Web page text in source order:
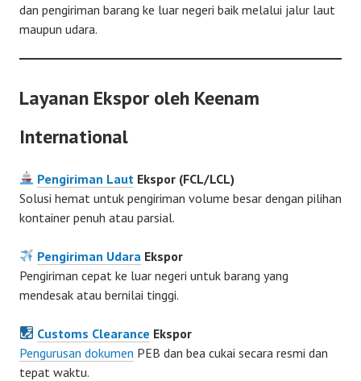
dan pengiriman barang ke luar negeri baik melalui jalur laut
maupun udara.
Layanan Ekspor oleh Keenam
International
Pengiriman Laut Ekspor (FCL/LCL)
Solusi hemat untuk pengiriman volume besar dengan pilihan
kontainer penuh atau parsial.
Pengiriman Udara Ekspor
Pengiriman cepat ke luar negeri untuk barang yang
mendesak atau bernilai tinggi.
Customs Clearance Ekspor
Pengurusan dokumen PEB dan bea cukai secara resmi dan
tepat waktu.